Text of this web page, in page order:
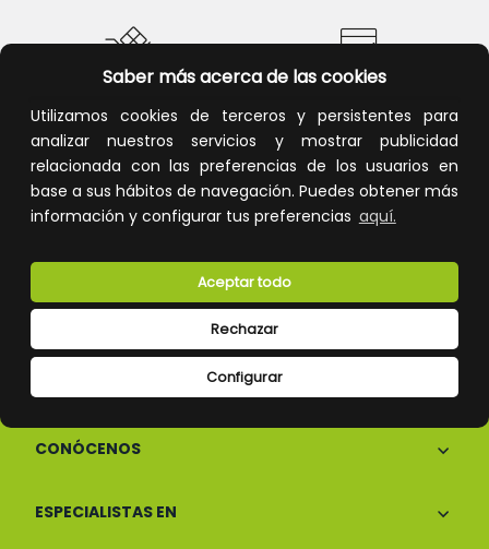
Saber más acerca de las cookies
Utilizamos cookies de terceros y persistentes para
analizar nuestros servicios y mostrar publicidad
relacionada con las preferencias de los usuarios en
base a sus hábitos de navegación. Puedes obtener más
información y configurar tus preferencias aquí.
Configurar
Rechazar
Aceptar todo
Devoluciones Pago seguro
CONÓCENOS
ESPECIALISTAS EN